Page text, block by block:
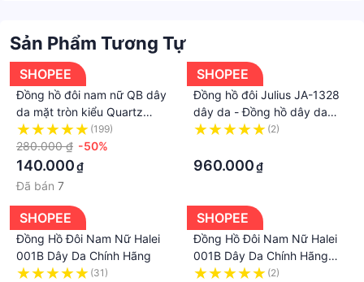
Sản Phẩm Tương Tự
SHOPEE
Đồng hồ đôi nam nữ QB dây
da mặt tròn kiểu Quartz
Nhật - Đồng hồ cặp đeo tay
thời thượng ManYi
(199)
280.000 ₫ -50%
140.000₫
Đã bán 7
SHOPEE
Đồng hồ đôi Julius JA-1328
dây da - Đồng hồ dây da
mặt tròn
(2)
960.000₫
SHOPEE
Đồng Hồ Đôi Nam Nữ Halei
001B Dây Da Chính Hãng
(31)
SHOPEE
Đồng Hồ Đôi Nam Nữ Halei
001B Dây Da Chính Hãng
hàng chất
(2)